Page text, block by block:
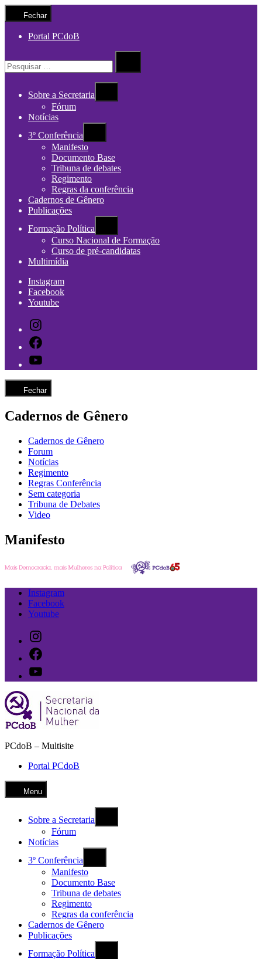
Fechar
Portal PCdoB
por:
Procurar
Sobre a Secretaria
Fórum
Notícias
3º Conferência
Manifesto
Documento Base
Tribuna de debates
Regimento
Regras da conferência
Cadernos de Gênero
Publicações
Formação Política
Curso Nacional de Formação
Curso de pré-candidatas
Multimídia
Instagram
Facebook
Youtube
Instagram
Facebook
Youtube
Fechar
Cadernos de Gênero
Cadernos de Gênero
Forum
Notícias
Regimento
Regras Conferência
Sem categoria
Tribuna de Debates
Video
Manifesto
para
Instagram
Facebook
Youtube
Instagram
Facebook
Youtube
PCdoB – Multisite
Portal PCdoB
Menu
Sobre a Secretaria
Fórum
Notícias
3º Conferência
Manifesto
Documento Base
Tribuna de debates
Regimento
Regras da conferência
Cadernos de Gênero
Publicações
Formação Política